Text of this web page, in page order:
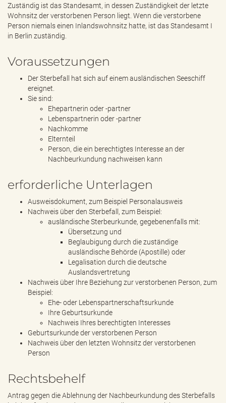
Zuständig ist das Standesamt, in dessen Zuständigkeit der letzte
Wohnsitz der verstorbenen Person liegt. Wenn die verstorbene
Person niemals einen Inlandswohnsitz hatte, ist das Standesamt I
in Berlin zuständig.
Voraussetzungen
Der Sterbefall hat sich auf einem ausländischen Seeschiff
ereignet.
Sie sind:
Ehepartnerin oder -partner
Lebenspartnerin oder -partner
Nachkomme
Elternteil
Person, die ein berechtigtes Interesse an der
Nachbeurkundung nachweisen kann
erforderliche Unterlagen
Ausweisdokument, zum Beispiel Personalausweis
Nachweis über den Sterbefall, zum Beispiel:
ausländische Sterbeurkunde, gegebenenfalls mit:
Übersetzung und
Beglaubigung durch die zuständige
ausländische Behörde (Apostille) oder
Legalisation durch die deutsche
Auslandsvertretung
Nachweis über Ihre Beziehung zur verstorbenen Person, zum
Beispiel:
Ehe- oder Lebenspartnerschaftsurkunde
Ihre Geburtsurkunde
Nachweis Ihres berechtigten Interesses
Geburtsurkunde der verstorbenen Person
Nachweis über den letzten Wohnsitz der verstorbenen
Person
Rechtsbehelf
Antrag gegen die Ablehnung der Nachbeurkundung des Sterbefalls